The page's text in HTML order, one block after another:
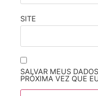
SITE
SALVAR MEUS
PRÓXIMA VEZ QUE